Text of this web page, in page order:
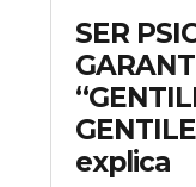
SER
explica